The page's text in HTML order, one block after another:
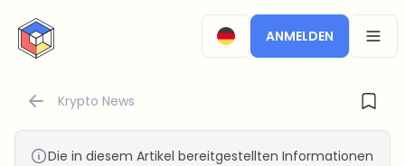
CryptoTicker
ANMELDEN
Krypto News
Die in diesem Artikel bereitgestellten Informationen